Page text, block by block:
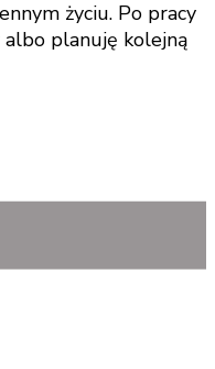
życiu. Po pracy
planuję kolejną